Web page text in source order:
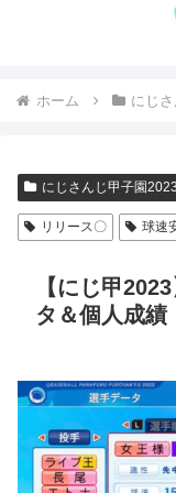
ホーム にじ
にじさんじ甲子園2023
リリース〇 球速
【にじ甲
タ＆個人成績